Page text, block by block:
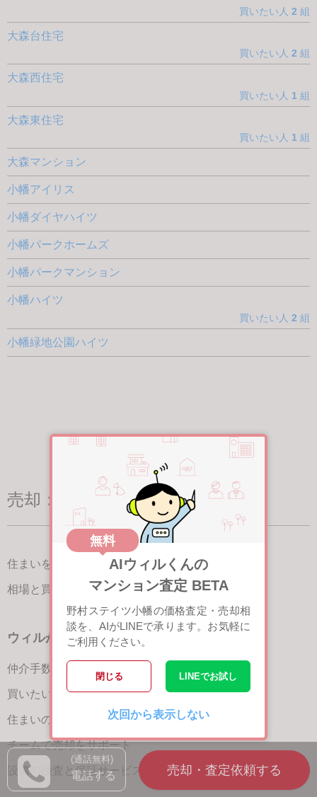
(通話無料)
電話する
買いたい人 2 組
大森台住宅
買いたい人 2 組
大森西住宅
買いたい人 1 組
大森東住宅
買いたい人 1 組
大森マンション
小幡アイリス
小幡ダイヤハイツ
小幡パークホームズ
小幡パークマンション
小幡ハイツ
買いたい人 2 組
小幡緑地公園ハイツ
無料
AIウィルくんの
マンション査定 BETA
野村ステイツ小幡の価格査定・売却相
談を、AIがLINEで承ります。お気軽に
ご利用ください。
閉じる LINEでお試し
次回から表示しない
売却：住まいを売る
住まいを売る（名古屋） TOP
相場と買いたい人を調べる
ウィルが選ばれる理由
仲介手数料が最大半額
買いたい人が集まる3つの理由
住まいの魅力を引き出す宣伝力
チームで売却をサポート
設備の検査と保証サービス